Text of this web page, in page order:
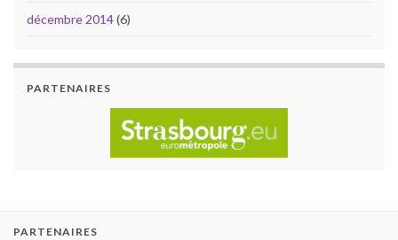
décembre 2014(6)
PARTENAIRES